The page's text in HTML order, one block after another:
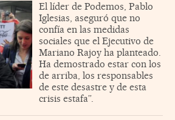
El líder de Podemos, Pablo
Iglesias, aseguró que no
confía en las medidas
sociales que el Ejecutivo de
Mariano Rajoy ha planteado.
Ha demostrado estar con los
de arriba, los responsables
de este desastre y de esta
crisis estafa”.